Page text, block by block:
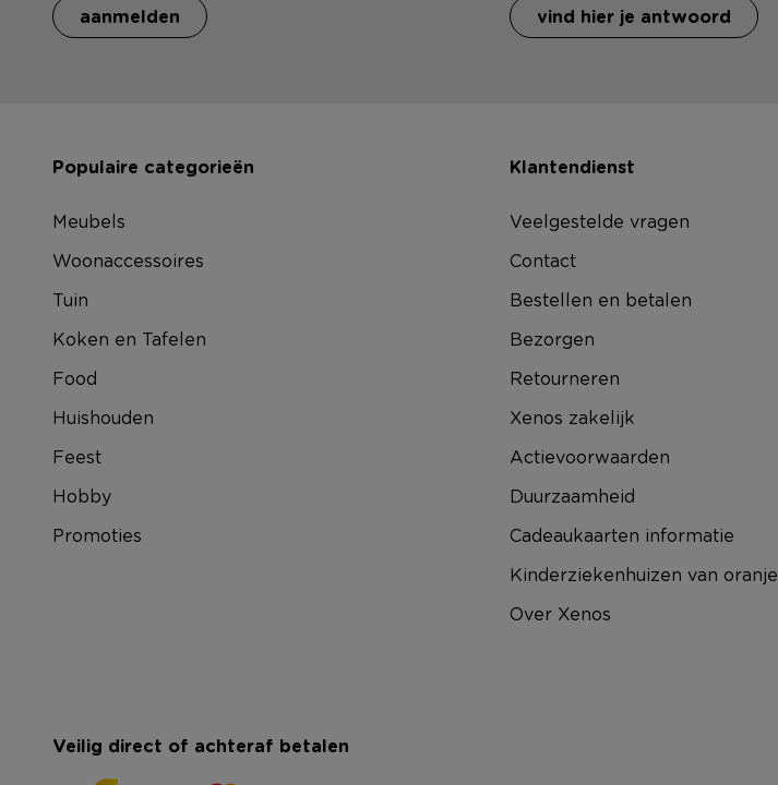
aanmelden vind hier je antwoord
Populaire categorieën
Meubels
Woonaccessoires
Tuin
Koken en Tafelen
Food
Huishouden
Feest
Hobby
Promoties
Klantendienst
Veelgestelde vragen
Contact
Bestellen en betalen
Bezorgen
Retourneren
Xenos zakelijk
Actievoorwaarden
Duurzaamheid
Cadeaukaarten informatie
Kinderziekenhuizen van oranje
Over Xenos
Veilig direct of achteraf betalen